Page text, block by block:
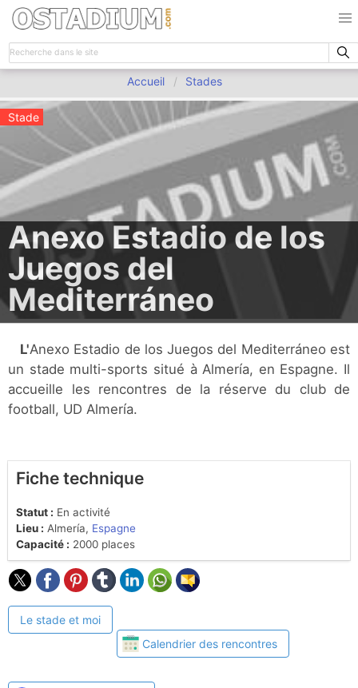
Accueil Stades
Stade
Anexo Estadio de los
Juegos del
Mediterráneo
L'Anexo Estadio de los Juegos del Mediterráneo est
un stade multi-sports situé à Almería, en Espagne. Il
accueille les rencontres de la réserve du club de
football, UD Almería.
Fiche technique
Statut : En activité
Lieu : Almería, Espagne
Capacité : 2000 places
Le stade et moi
Calendrier des rencontres